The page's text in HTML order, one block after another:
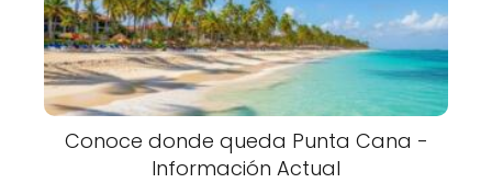
Conoce donde queda Punta Cana -
Información Actual